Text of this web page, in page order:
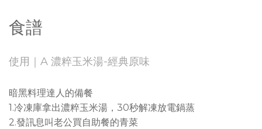
食譜
使用｜A 濃粹玉米湯-經典原味
暗黑料理達人的備餐
1.冷凍庫拿出濃粹玉米湯，30秒解凍放電鍋蒸
2.發訊息叫老公買自助餐的青菜